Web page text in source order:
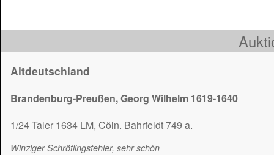
Altdeutschland
Brandenburg-Preußen, Georg Wilhelm 1619-1640
1/24 Taler 1634 LM, Cöln. Bahrfeldt 749 a.
Winziger Schrötlingsfehler, sehr schön